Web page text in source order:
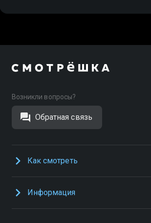
Возникли вопросы?
Обратная связь
Как смотреть
Информация